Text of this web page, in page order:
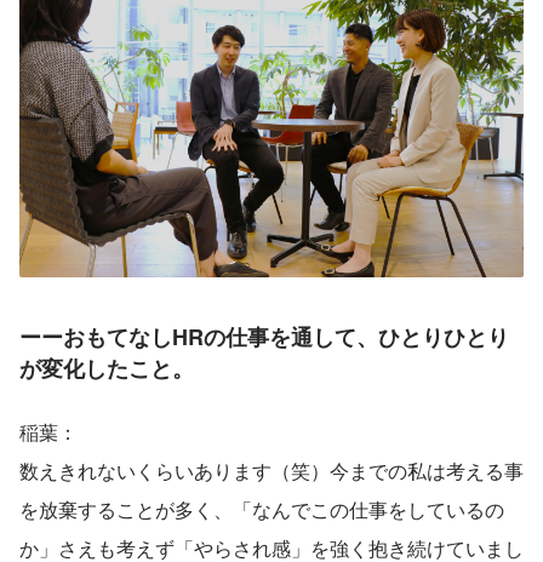
ーーおもてなしHRの仕事を通して、ひとりひとり
が変化したこと。
稲葉：
数えきれないくらいあります（笑）今までの私は考える事
を放棄することが多く、「なんでこの仕事をしているの
か」さえも考えず「やらされ感」を強く抱き続けていまし